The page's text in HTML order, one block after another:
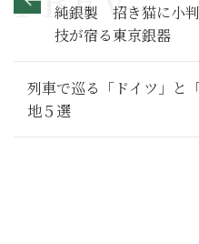
純銀製 招き猫に小
技が宿る東京銀器
列車で巡る「ドイツ」と
地５選